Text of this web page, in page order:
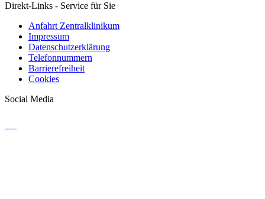
Direkt-Links - Service für Sie
Anfahrt Zentralklinikum
Impressum
Datenschutzerklärung
Telefonnummern
Barrierefreiheit
Cookies
Social Media